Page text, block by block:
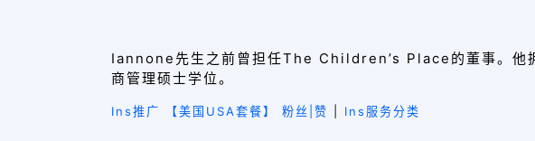
Iannone先生之前曾担任The Children’s Place的董事。他
商管理硕士学位。
Ins推广 【美国USA套餐】 粉丝|赞 Ins服务分类